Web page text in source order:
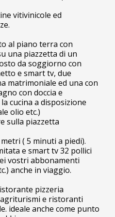
vitivinicole ed
al piano terra con
una piazzetta di un
da soggiorno con
e smart tv, due
matrimoniale ed una con
con doccia e
cucina a disposizione
olio etc.)
sulla piazzetta
( 5 minuti a piedi).
e smart tv 32 pollici
vostri abbonamenti
anche in viaggio.
pizzeria
e ristoranti
ideale anche come punto